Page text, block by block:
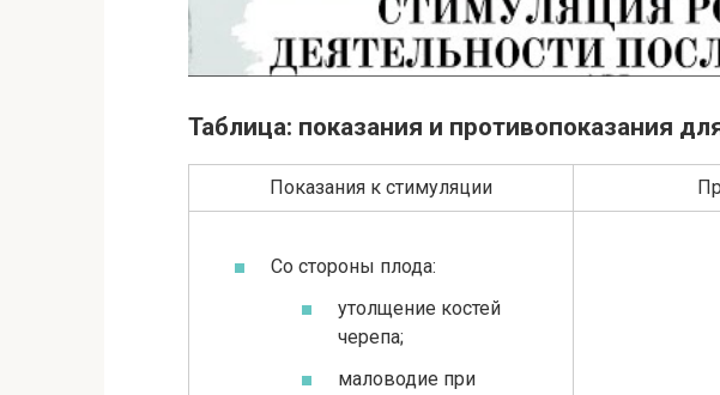
Таблица: показания и противопоказания
Показания к стимуляции
Со стороны плода:
утолщение костей
черепа;
маловодие при